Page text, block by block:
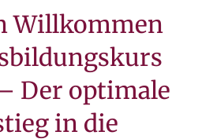
Willkommen
Der optimale
in die